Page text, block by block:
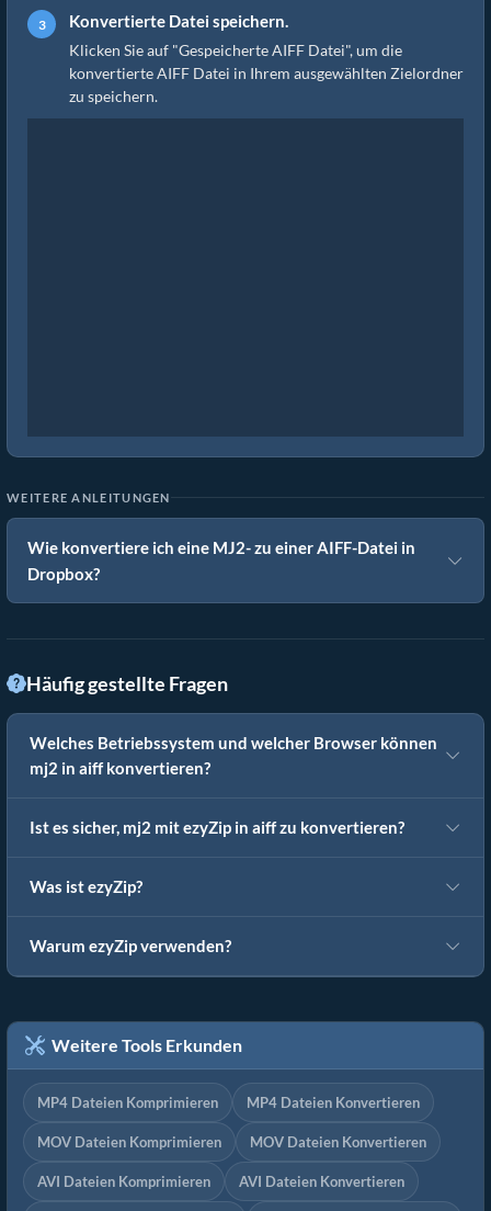
Konvertierte Datei speichern.
Klicken Sie auf "Gespeicherte AIFF Datei", um die
konvertierte AIFF Datei in Ihrem ausgewählten Zielordner
zu speichern.
WEITERE ANLEITUNGEN
Wie konvertiere ich eine MJ2- zu einer AIFF-Datei in
Dropbox?
Häufig gestellte Fragen
Welches Betriebssystem und welcher Browser können
mj2 in aiff konvertieren?
Ist es sicher, mj2 mit ezyZip in aiff zu konvertieren?
Was ist ezyZip?
Warum ezyZip verwenden?
Weitere Tools Erkunden
MP4 Dateien Komprimieren MP4 Dateien Konvertieren
MOV Dateien Komprimieren MOV Dateien Konvertieren
AVI Dateien Komprimieren AVI Dateien Konvertieren